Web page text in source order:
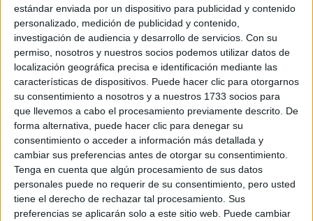
estándar enviada por un dispositivo para publicidad y contenido
personalizado, medición de publicidad y contenido,
investigación de audiencia y desarrollo de servicios. Con su
permiso, nosotros y nuestros socios podemos utilizar datos de
localización geográfica precisa e identificación mediante las
características de dispositivos. Puede hacer clic para otorgarnos
su consentimiento a nosotros y a nuestros 1733 socios para
que llevemos a cabo el procesamiento previamente descrito. De
forma alternativa, puede hacer clic para denegar su
consentimiento o acceder a información más detallada y
cambiar sus preferencias antes de otorgar su consentimiento.
Tenga en cuenta que algún procesamiento de sus datos
personales puede no requerir de su consentimiento, pero usted
tiene el derecho de rechazar tal procesamiento. Sus
preferencias se aplicarán solo a este sitio web. Puede cambiar
Una leve salida apeó al Kia Pro Cee’d GT N3 de
la lucha entre los N3
Por último, el Kia Pro Cee’d GT de Numar
Motor-Asturconsa, vehículo construido y
mantenido por RaceSeven, estuvo también
presente en Llanes de la mano deÓscar
SarabiayLuis Alberto Dertiano. Sin embargo,
la progresión del compacto de la firma
coreana se vio truncada de forma inesperada
tras una leve salida de pista en el segundo
paso por Nueva-Labra.